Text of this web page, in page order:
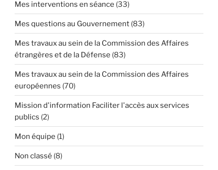
Mes interventions en séance (33)
Mes questions au Gouvernement (83)
Mes travaux au sein de la Commission des Affaires
étrangères et de la Défense (83)
Mes travaux au sein de la Commission des Affaires
européennes (70)
Mission d'information Faciliter l'accès aux services
publics (2)
Mon équipe (1)
Non classé (8)